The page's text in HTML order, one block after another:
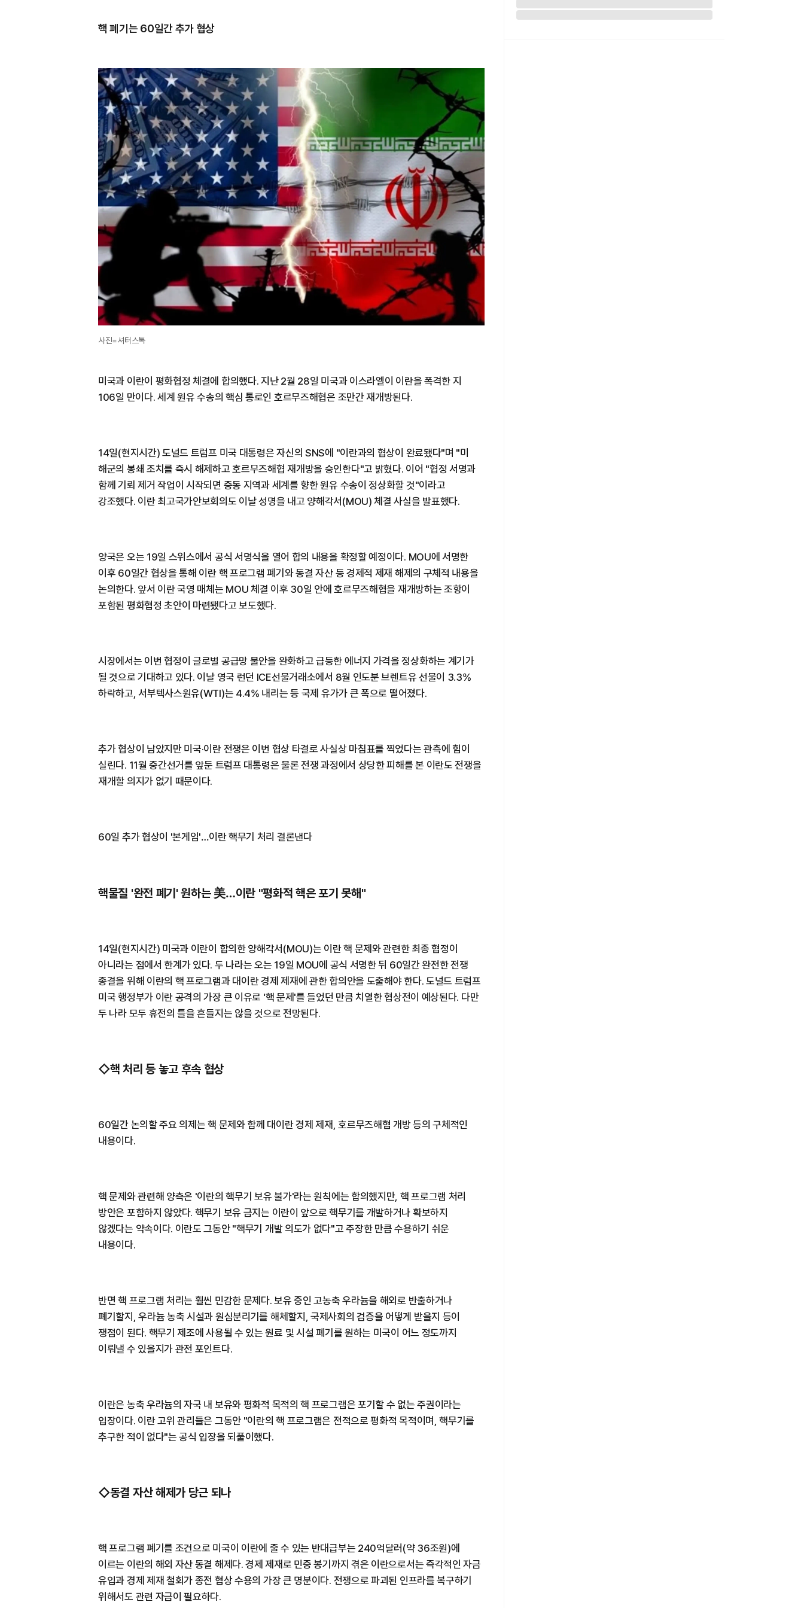
핵 폐기는 60일간 추가 협상
사진=셔터스톡
미국과 이란이 평화협정 체결에 합의했다. 지난 2월 28일 미국과 이스라엘이 이란을 폭격한 지
106일 만이다. 세계 원유 수송의 핵심 통로인 호르무즈해협은 조만간 재개방된다.
14일(현지시간) 도널드 트럼프 미국 대통령은 자신의 SNS에 "이란과의 협상이 완료됐다"며 "미
해군의 봉쇄 조치를 즉시 해제하고 호르무즈해협 재개방을 승인한다"고 밝혔다. 이어 "협정 서명과
함께 기뢰 제거 작업이 시작되면 중동 지역과 세계를 향한 원유 수송이 정상화할 것"이라고
강조했다. 이란 최고국가안보회의도 이날 성명을 내고 양해각서(MOU) 체결 사실을 발표했다.
양국은 오는 19일 스위스에서 공식 서명식을 열어 합의 내용을 확정할 예정이다. MOU에 서명한
이후 60일간 협상을 통해 이란 핵 프로그램 폐기와 동결 자산 등 경제적 제재 해제의 구체적 내용을
논의한다. 앞서 이란 국영 매체는 MOU 체결 이후 30일 안에 호르무즈해협을 재개방하는 조항이
포함된 평화협정 초안이 마련됐다고 보도했다.
시장에서는 이번 협정이 글로벌 공급망 불안을 완화하고 급등한 에너지 가격을 정상화하는 계기가
될 것으로 기대하고 있다. 이날 영국 런던 ICE선물거래소에서 8월 인도분 브렌트유 선물이 3.3%
하락하고, 서부텍사스원유(WTI)는 4.4% 내리는 등 국제 유가가 큰 폭으로 떨어졌다.
추가 협상이 남았지만 미국·이란 전쟁은 이번 협상 타결로 사실상 마침표를 찍었다는 관측에 힘이
실린다. 11월 중간선거를 앞둔 트럼프 대통령은 물론 전쟁 과정에서 상당한 피해를 본 이란도 전쟁을
재개할 의지가 없기 때문이다.
60일 추가 협상이 '본게임'…이란 핵무기 처리 결론낸다
핵물질 '완전 폐기' 원하는 美…이란 "평화적 핵은 포기 못해"
14일(현지시간) 미국과 이란이 합의한 양해각서(MOU)는 이란 핵 문제와 관련한 최종 협정이
아니라는 점에서 한계가 있다. 두 나라는 오는 19일 MOU에 공식 서명한 뒤 60일간 완전한 전쟁
종결을 위해 이란의 핵 프로그램과 대이란 경제 제재에 관한 합의안을 도출해야 한다. 도널드 트럼프
미국 행정부가 이란 공격의 가장 큰 이유로 '핵 문제'를 들었던 만큼 치열한 협상전이 예상된다. 다만
두 나라 모두 휴전의 틀을 흔들지는 않을 것으로 전망된다.
◇핵 처리 등 놓고 후속 협상
60일간 논의할 주요 의제는 핵 문제와 함께 대이란 경제 제재, 호르무즈해협 개방 등의 구체적인
내용이다.
핵 문제와 관련해 양측은 '이란의 핵무기 보유 불가'라는 원칙에는 합의했지만, 핵 프로그램 처리
방안은 포함하지 않았다. 핵무기 보유 금지는 이란이 앞으로 핵무기를 개발하거나 확보하지
않겠다는 약속이다. 이란도 그동안 "핵무기 개발 의도가 없다"고 주장한 만큼 수용하기 쉬운
내용이다.
반면 핵 프로그램 처리는 훨씬 민감한 문제다. 보유 중인 고농축 우라늄을 해외로 반출하거나
폐기할지, 우라늄 농축 시설과 원심분리기를 해체할지, 국제사회의 검증을 어떻게 받을지 등이
쟁점이 된다. 핵무기 제조에 사용될 수 있는 원료 및 시설 폐기를 원하는 미국이 어느 정도까지
이뤄낼 수 있을지가 관전 포인트다.
이란은 농축 우라늄의 자국 내 보유와 평화적 목적의 핵 프로그램은 포기할 수 없는 주권이라는
입장이다. 이란 고위 관리들은 그동안 "이란의 핵 프로그램은 전적으로 평화적 목적이며, 핵무기를
추구한 적이 없다"는 공식 입장을 되풀이했다.
◇동결 자산 해제가 당근 되나
핵 프로그램 폐기를 조건으로 미국이 이란에 줄 수 있는 반대급부는 240억달러(약 36조원)에
이르는 이란의 해외 자산 동결 해제다. 경제 제재로 민중 봉기까지 겪은 이란으로서는 즉각적인 자금
유입과 경제 제재 철회가 종전 협상 수용의 가장 큰 명분이다. 전쟁으로 파괴된 인프라를 복구하기
위해서도 관련 자금이 필요하다.